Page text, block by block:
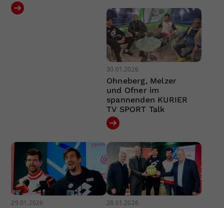
30.01.2026
Ohneberg, Melzer
und Ofner im
spannenden KURIER
TV SPORT Talk
29.01.2026 28.01.2026